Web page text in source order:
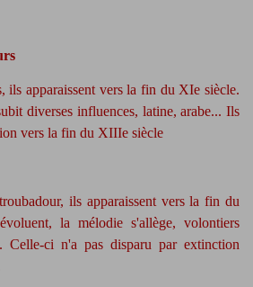
ils apparaissent vers la fin du XIe siècle.
diverses influences, latine, arabe... Ils
vers la fin du XIIIe siècle
ils apparaissent vers la fin du
la mélodie s'allège, volontiers
Celle-ci n'a pas disparu par extinction